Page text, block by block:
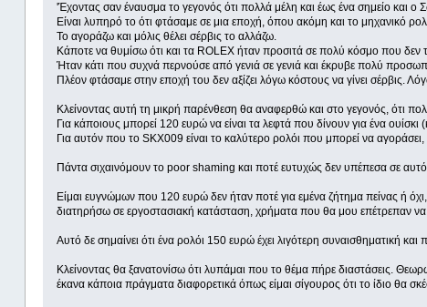
'Έχοντας σαν έναυσμα το γεγονός ότι πολλά μέλη και έως ένα σημείο και
Είναι λυπηρό το ότι φτάσαμε σε μια εποχή, όπου ακόμη και το μηχανικό
Το αγοράζω και μόλις θέλει σέρβις το αλλάζω.
Κάποτε να θυμίσω ότι και τα ROLEX ήταν προσιτά σε πολύ κόσμο που δεν
Ήταν κάτι που συχνά περνούσε από γενιά σε γενιά και έκρυβε πολύ
Πλέον φτάσαμε στην εποχή του δεν αξίζει λόγω κόστους να γίνει σέρβις.
Κλείνοντας αυτή τη μικρή παρένθεση θα αναφερθώ και στο γεγονός, ότι
Για κάποιους μπορεί 120 ευρώ να είναι τα λεφτά που δίνουν για ένα
Για αυτόν που το SKX009 είναι το καλύτερο ρολόι που μπορεί να
Πάντα σιχαινόμουν το poor shaming και ποτέ ευτυχώς δεν υπέπεσα σε
Είμαι ευγνώμων που 120 ευρώ δεν ήταν ποτέ για εμένα ζήτημα πείνας ή
διατηρήσω σε εργοστασιακή κατάσταση, χρήματα που θα μου επέτρεπαν
Αυτό δε σημαίνει ότι ένα ρολόι 150 ευρώ έχει λιγότερη συναισθηματική και
Κλείνοντας θα ξανατονίσω ότι λυπάμαι που το θέμα πήρε διαστάσεις.
έκανα κάποια πράγματα διαφορετικά όπως είμαι σίγουρος ότι το ίδιο θα